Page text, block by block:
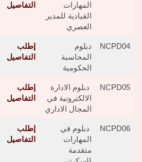
المهارات
القيادية للمدير
العصري
التفاصيل
NCPD04
دبلوم
المحاسبة
الحكومية
إطلب
التفاصيل
NCPD05
دبلوم الادارة
الالكترونية في
المجال الاداري
إطلب
التفاصيل
NCPD06
دبلوم في
المهارات
متقدمة
إطلب
التفاصيل